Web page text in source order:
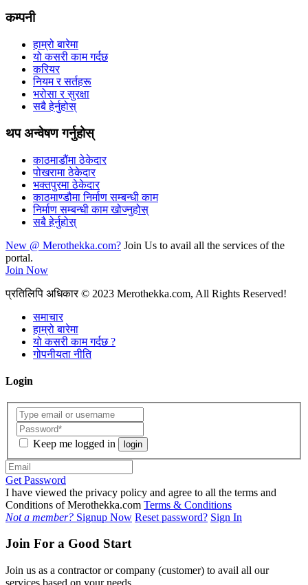
कम्पनी
हाम्रो बारेमा
यो कसरी काम गर्दछ
करियर
नियम र सर्तहरू
भरोसा र सुरक्षा
सबै हेर्नुहोस्
थप अन्वेषण गर्नुहोस्
काठमाडौंमा ठेकेदार
पोखरामा ठेकेदार
भक्तपुरमा ठेकेदार
काठमाण्डौमा निर्माण सम्बन्धी काम
निर्माण सम्बन्धी काम खोज्नुहोस्
सबै हेर्नुहोस्
New @ Merothekka.com? Join Us to avail all the services of the
portal.
Join Now
प्रतिलिपि अधिकार© 2023 Merothekka.com, All Rights Reserved!
समाचार
हाम्रो बारेमा
यो कसरी काम गर्दछ ?
गोपनीयता नीति
Login
Keep me logged in login
Get Password
I have viewed the privacy policy and agree to all the terms and
Conditions of Merothekka.com Terms & Conditions
Not a member? Signup Now Reset password? Sign In
Join For a Good Start
Join us as a contractor or company (customer) to avail all our
services based on your needs.